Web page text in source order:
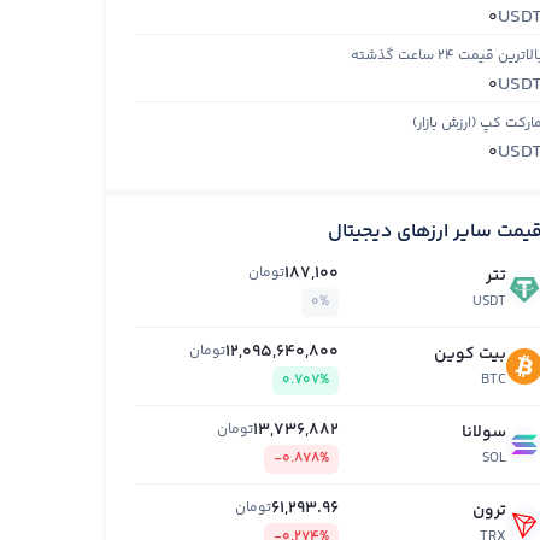
0
قیمت ۲۴ ساعت گذشته
0
مارکت کپ (ارزش بازار)
0
قیمت سایر ارزهای دیجیتال
تتر
USDT
187,100تومان
0%
بیت کوین
BTC
12,095,640,800تومان
0.707%
سولانا
SOL
13,736,882تومان
-0.878%
ترون 61,293.96تومان